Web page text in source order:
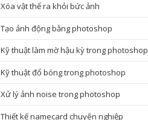
Xóa vật thể ra khỏi bức ảnh
Tạo ảnh động bằng photoshop
Kỹ thuật làm mờ hậu kỳ trong photoshop
Kỹ thuật đổ bóng trong photoshop
Xử lý ảnh noise trong photoshop
Thiết kế namecard chuyên nghiệp